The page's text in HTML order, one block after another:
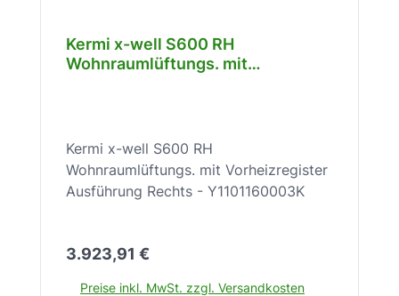
Kermi x-well S600 RH
Wohnraumlüftungs. mit
Kermi x-well S600 RH
Wohnraumlüftungs. mit Vorheizregister
Ausführung Rechts - Y1101160003K
Regulärer Preis:
3.923,91 €
Preise inkl. MwSt. zzgl. Versandkosten